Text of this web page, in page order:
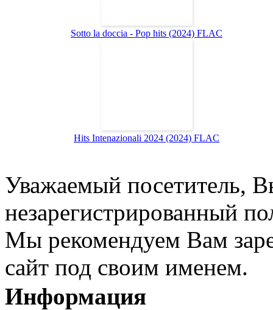
Sotto la doccia - Pop hits (2024) FLAC
Hits Intenazionali 2024 (2024) FLAC
Уважаемый посетитель,
незарегистрированный
Мы рекомендуем Вам
сайт под своим именем.
Информация